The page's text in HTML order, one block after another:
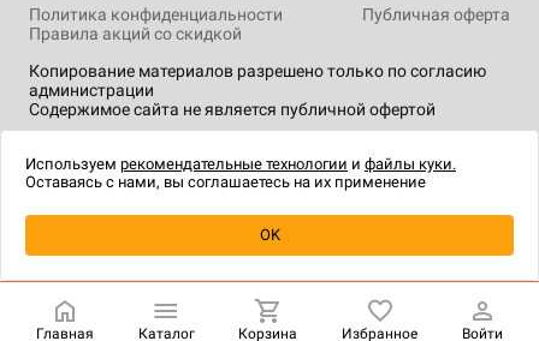
Уведомить о наличии
Копирование материалов разрешено только по согласию
администрации
Содержимое сайта не является публичной офертой
Политика конфиденциальности
Публичная оферта
Правила акций со скидкой
технологии.
Главная Каталог Корзина Избранное Войти
Используем рекомендательные технологии и файлы куки.
Оставаясь с нами, вы соглашаетесь на их применение
OK